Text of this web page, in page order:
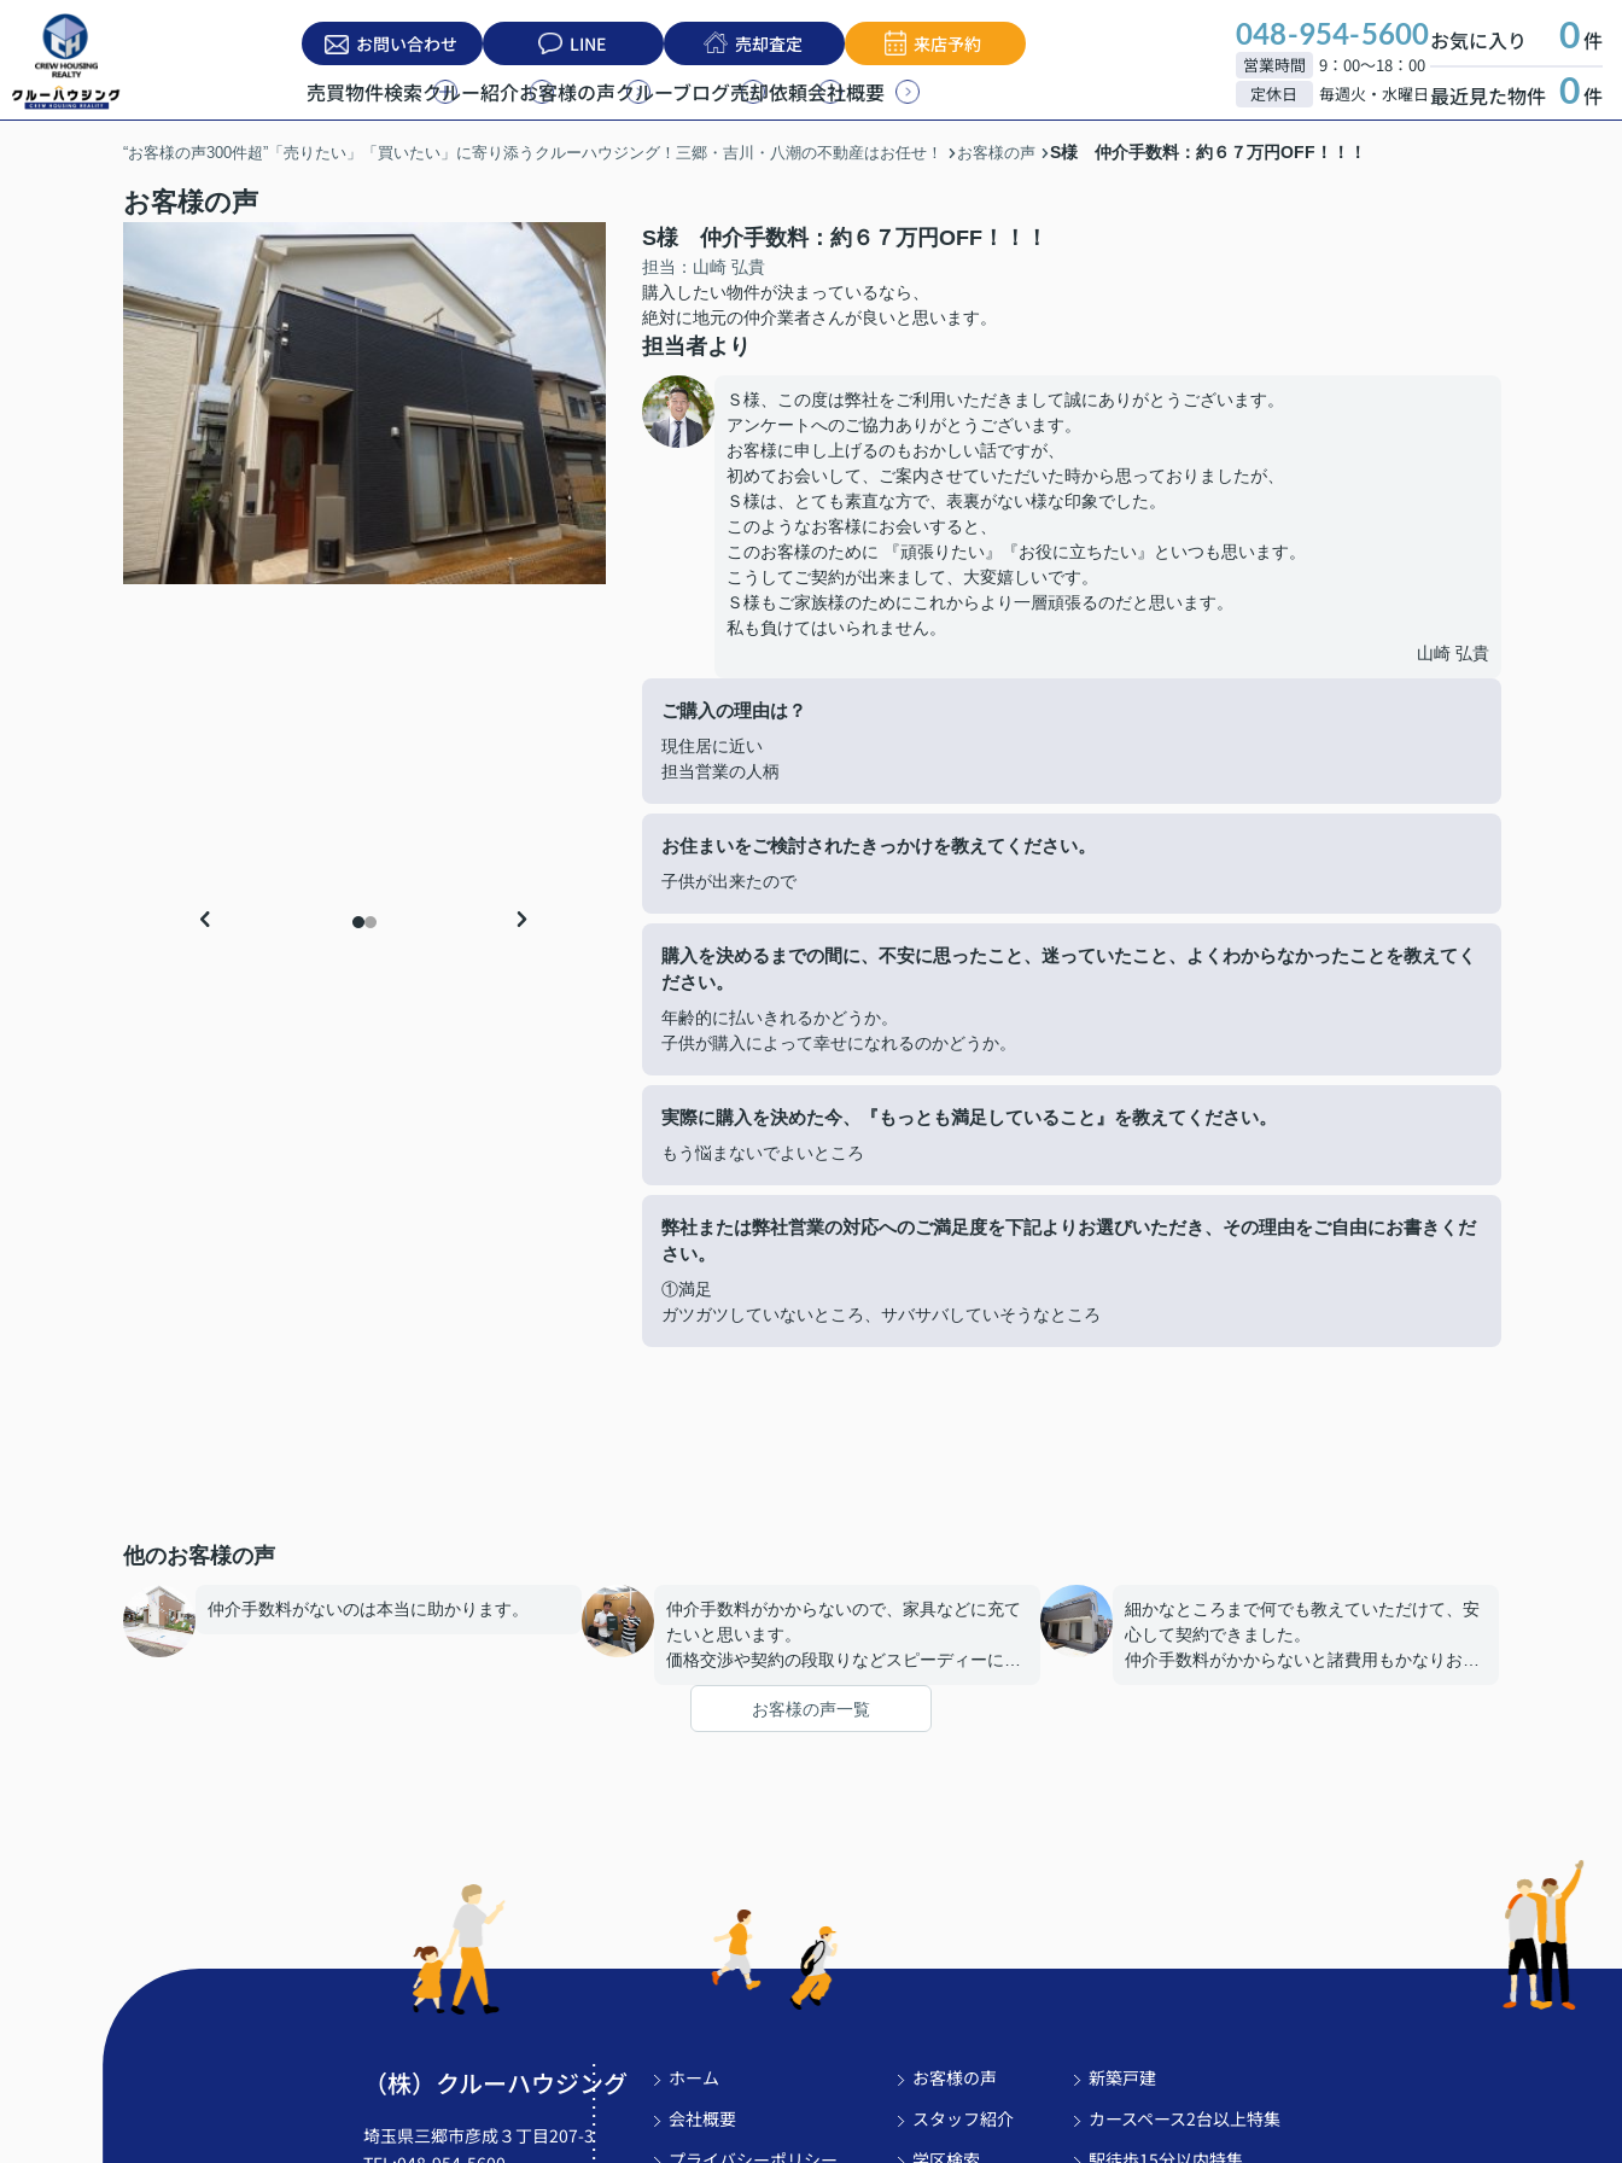
お問い合わせ LINE 売却査定 来店予約
売買物件検索クルー紹介お客様の声クルーブログ売却依頼会社概要
048-954-5600
営業時間
9：00～18：00
定休日
毎週火・水曜日
お気に入り 0件
最近見た物件 0件
“お客様の声300件超”「売りたい」「買いたい」に寄り添うクルーハウジング！三郷・吉川・八潮の不動産はお任せ！ お客様の声 S様 仲介手数料：約６７万円OFF！！！
お客様の声
S様 仲介手数料：約６７万円OFF！！！
担当：山崎 弘貴
購入したい物件が決まっているなら、
絶対に地元の仲介業者さんが良いと思います。
担当者より
Ｓ様、この度は弊社をご利用いただきまして誠にありがとうございます。
アンケートへのご協力ありがとうございます。
お客様に申し上げるのもおかしい話ですが、
初めてお会いして、ご案内させていただいた時から思っておりましたが、
Ｓ様は、とても素直な方で、表裏がない様な印象でした。
このようなお客様にお会いすると、
このお客様のために 『頑張りたい』『お役に立ちたい』といつも思います。
こうしてご契約が出来まして、大変嬉しいです。
Ｓ様もご家族様のためにこれからより一層頑張るのだと思います。
私も負けてはいられません。
山崎 弘貴
ご購入の理由は？
現住居に近い
担当営業の人柄
お住まいをご検討されたきっかけを教えてください。
子供が出来たので
購入を決めるまでの間に、不安に思ったこと、迷っていたこと、よくわからなかったことを教えてく
ださい。
年齢的に払いきれるかどうか。
子供が購入によって幸せになれるのかどうか。
実際に購入を決めた今、『もっとも満足していること』を教えてください。
もう悩まないでよいところ
弊社または弊社営業の対応へのご満足度を下記よりお選びいただき、その理由をご自由にお書きくだ
さい。
①満足
ガツガツしていないところ、サバサバしていそうなところ
他のお客様の声
仲介手数料がないのは本当に助かります。
仲介手数料がかからないので、家具などに充て
たいと思います。
価格交渉や契約の段取りなどスピーディーに対
応してくれて、ありがとうございました。
細かなところまで何でも教えていただけて、安
心して契約できました。
仲介手数料がかからないと諸費用もかなりおさ
お客様の声一覧
（株）クルーハウジング
埼玉県三郷市彦成３丁目207-3
ホーム
会社概要
お客様の声
スタッフ紹介
新築戸建
カースペース2台以上特集